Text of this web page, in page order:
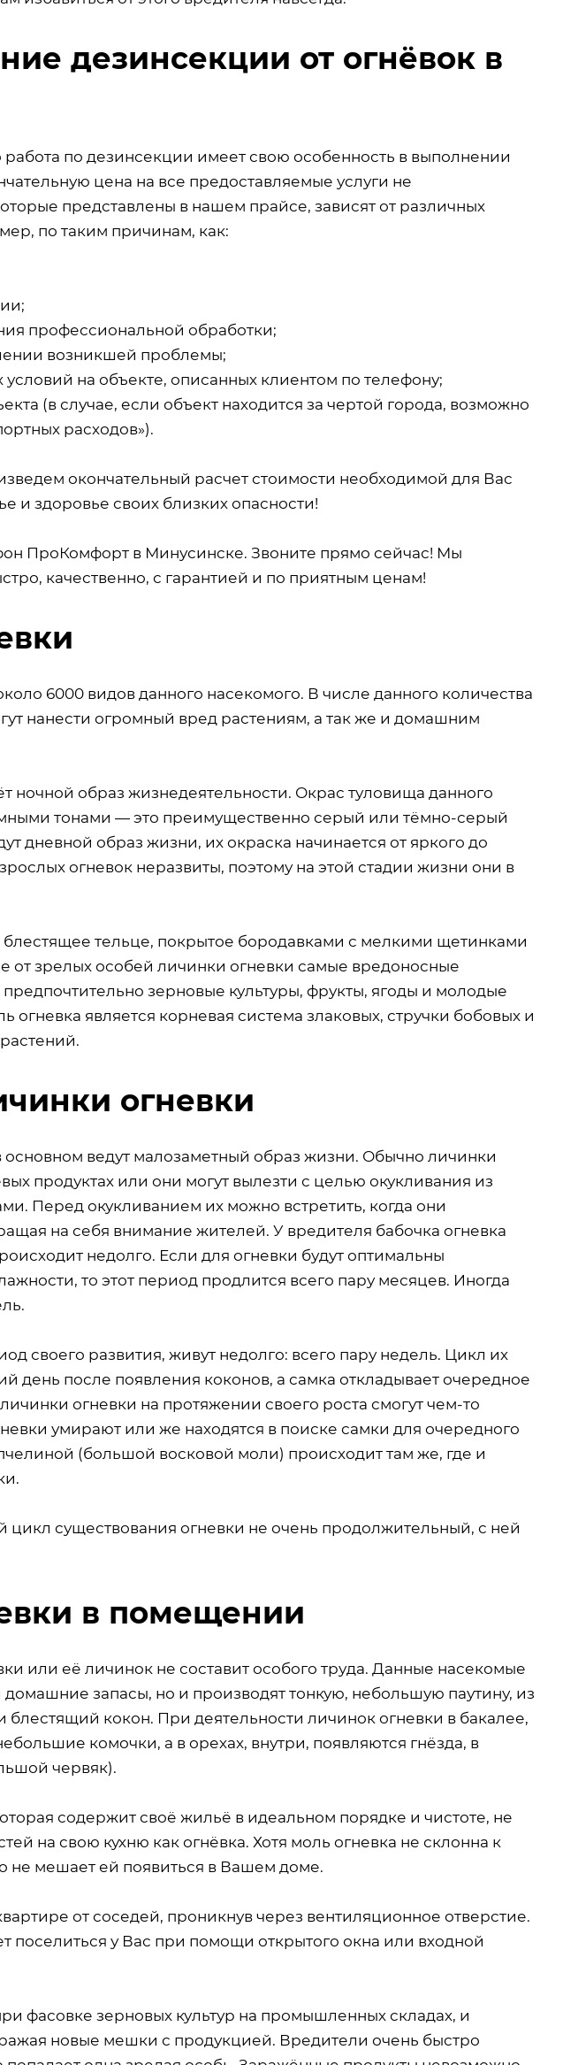
дезинсекции от огнёвок в
по дезинсекции имеет свою особенность в выполнении
цена на все предоставляемые услуги не
представлены в нашем прайсе, зависят от различных
по таким причинам, как:
профессиональной обработки;
возникшей проблемы;
на объекте, описанных клиентом по телефону;
(в случае, если объект находится за чертой города, возможно
расходов»).
окончательный расчет стоимости необходимой для Вас
и здоровье своих близких опасности!
ПроКомфорт в Минусинске. Звоните прямо сейчас! Мы
качественно, с гарантией и по приятным ценам!
6000 видов данного насекомого. В числе данного количества
нанести огромный вред растениям, а так же и домашним
ночной образ жизнедеятельности. Окрас туловища данного
тонами — это преимущественно серый или тёмно-серый
дневной образ жизни, их окраска начинается от яркого до
огневок неразвиты, поэтому на этой стадии жизни они в
тельце, покрытое бородавками с мелкими щетинками
от зрелых особей личинки огневки самые вредоносные
зерновые культуры, фрукты, ягоды и молодые
огневка является корневая система злаковых, стручки бобовых и
огневки
ведут малозаметный образ жизни. Обычно личинки
продуктах или они могут вылезти с целью окукливания из
Перед окукливанием их можно встретить, когда они
на себя внимание жителей. У вредителя бабочка огневка
недолго. Если для огневки будут оптимальны
то этот период продлится всего пару месяцев. Иногда
своего развития, живут недолго: всего пару недель. Цикл их
день после появления коконов, а самка откладывает очередное
огневки на протяжении своего роста смогут чем-то
умирают или же находятся в поиске самки для очередного
(большой восковой моли) происходит там же, где и
существования огневки не очень продолжительный, с ней
в помещении
или её личинок не составит особого труда. Данные насекомые
запасы, но и производят тонкую, небольшую паутину, из
кокон. При деятельности личинок огневки в бакалее,
комочки, а в орехах, внутри, появляются гнёзда, в
червяк).
содержит своё жильё в идеальном порядке и чистоте, не
на свою кухню как огнёвка. Хотя моль огневка не склонна к
не мешает ей появиться в Вашем доме.
от соседей, проникнув через вентиляционное отверстие.
поселиться у Вас при помощи открытого окна или входной
фасовке зерновых культур на промышленных складах, и
новые мешки с продукцией. Вредители очень быстро